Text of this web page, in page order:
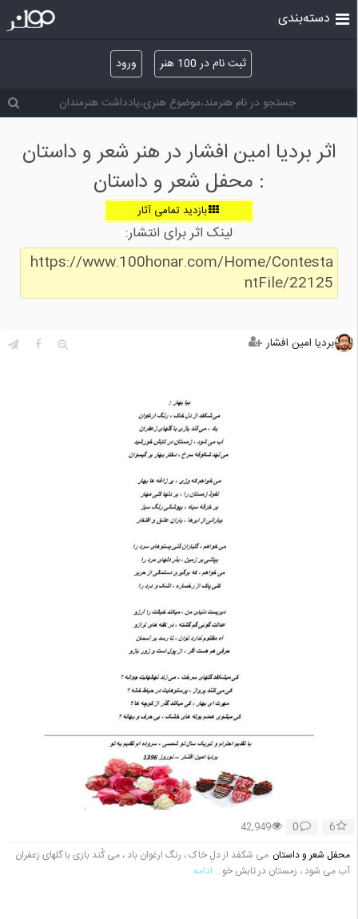
ثبت نام در 100 هنر ورود
دسته‌بندی
اثر بردیا امین افشار در هنر شعر و داستان
: محفل شعر و داستان
بازدید تمامی آثار
لینک اثر برای انتشار:
https://www.100honar.com/Home/Contesta
ntFile/22125
بردیا امین افشار
6
0
42,949
محفل شعر و داستان می شکفد از دلِ خاک ، رنگ ارغوان باد ، می کُند بازی با گلهای زعفران
آب می شود ، زمستان در تابش خو... ادامه